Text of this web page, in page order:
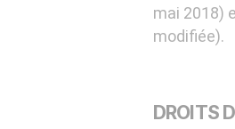
mai 2018)
modifiée).
DROITS